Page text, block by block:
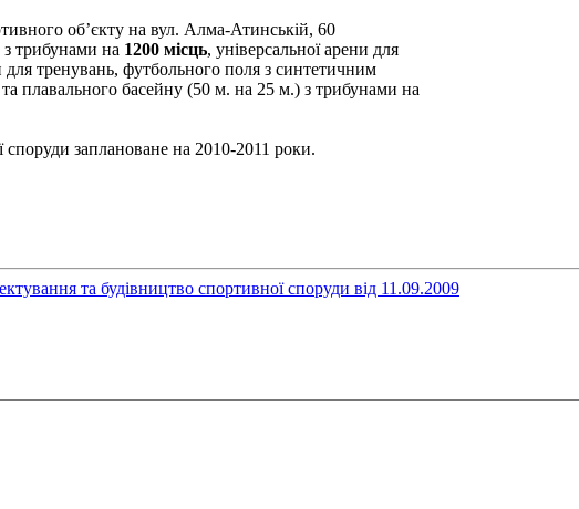
об’єкту на вул. Алма-Атинській, 60
з трибунами на 1200 місць, універсальної арени для
для тренувань, футбольного поля з синтетичним
плавального басейну (50 м. на 25 м.) з трибунами на
заплановане на 2010-2011 роки.
та будівництво спортивної споруди від 11.09.2009